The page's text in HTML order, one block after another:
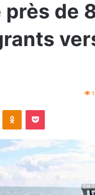
près de
Odnoklassniki
Pocket